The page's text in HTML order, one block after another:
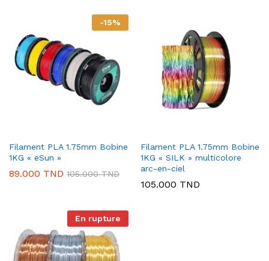
-15%
Filament PLA 1.75mm Bobine
1KG « eSun »
89.000 TND 105.000TND
Filament PLA 1.75mm Bobine
1KG « SILK » multicolore
arc-en-ciel
105.000 TND
En rupture